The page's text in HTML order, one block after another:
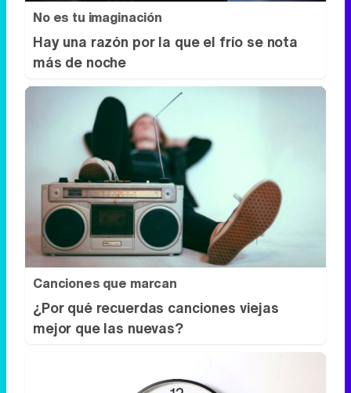
No es tu imaginación
Hay una razón por la que el frío se nota
más de noche
Canciones que marcan
¿Por qué recuerdas canciones viejas
mejor que las nuevas?